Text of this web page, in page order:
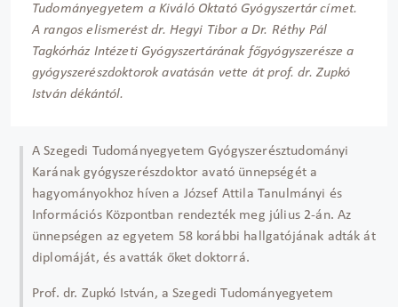
Tudományegyetem a Kiváló Oktató Gyógyszertár címet.
A rangos elismerést dr. Hegyi Tibor a Dr. Réthy Pál
Tagkórház Intézeti Gyógyszertárának főgyógyszerésze a
gyógyszerészdoktorok avatásán vette át prof. dr. Zupkó
István dékántól.
A Szegedi Tudományegyetem Gyógyszerésztudományi
Karának gyógyszerészdoktor avató ünnepségét a
hagyományokhoz híven a József Attila Tanulmányi és
Információs Központban rendezték meg július 2-án. Az
ünnepségen az egyetem 58 korábbi hallgatójának adták át
diplomáját, és avatták őket doktorrá.
Prof. dr. Zupkó István, a Szegedi Tudományegyetem